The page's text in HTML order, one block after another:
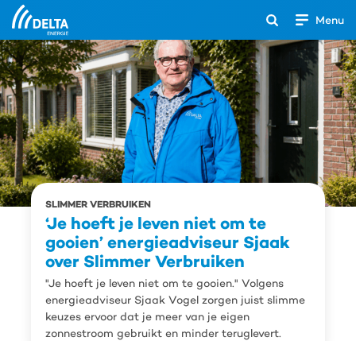
Menu
Open
het
zoekveld
Search
SLIMMER VERBRUIKEN
‘Je hoeft je leven niet om te
gooien’ energieadviseur Sjaak
over Slimmer Verbruiken
"Je hoeft je leven niet om te gooien." Volgens
energieadviseur Sjaak Vogel zorgen juist slimme
keuzes ervoor dat je meer van je eigen
zonnestroom gebruikt en minder teruglevert.